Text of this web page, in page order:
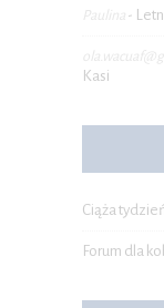
Paulina -
Kasi
Ciąża
Forum dla